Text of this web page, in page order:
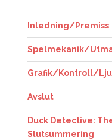
Inledning/Premiss
Spelmekanik/
Grafik/Kontroll/
Avslut
Duck Detective:
Slutsummering